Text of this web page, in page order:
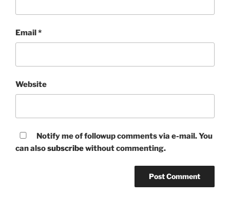
Email*
Website
Notify me of followup comments via e-mail. You
can alsosubscribewithout commenting.